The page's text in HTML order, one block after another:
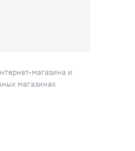
магазина и
магазинах